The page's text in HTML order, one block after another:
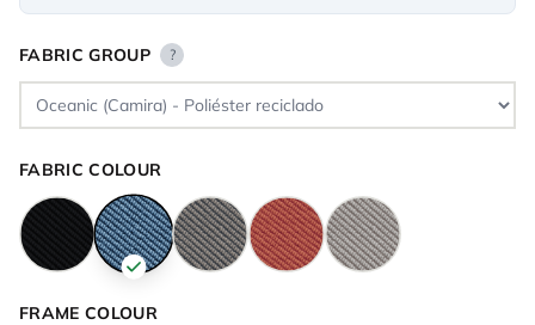
FABRIC GROUP ?
FABRIC COLOUR
FRAME COLOUR